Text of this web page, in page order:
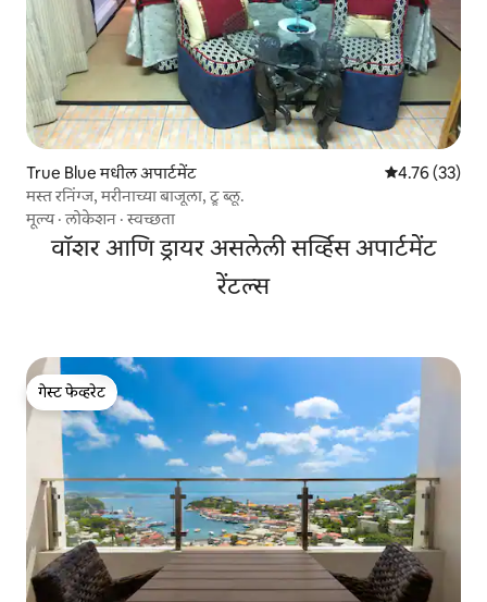
True Blue मधील अपार्टमेंट 5 पैकी 4.76
4.76 (33)
मस्त रनिंग्ज, मरीनाच्या बाजूला, ट्रू ब्लू.
मूल्य·लोकेशन ·स्वच्छता
वॉशर आणि ड्रायर असलेली सर्व्हिस अपार्टमेंट
रेंटल्स
गेस्ट फेव्हरेट
गेस्ट फेव्हरेट